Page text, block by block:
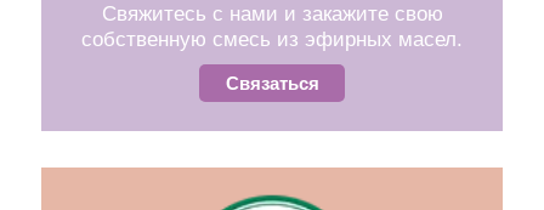
Свяжитесь с нами и закажите свою
собственную смесь из эфирных масел.
Связаться